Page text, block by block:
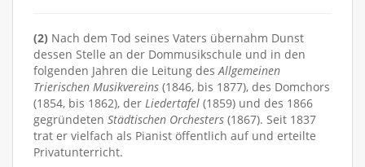
(2) Nach dem Tod seines Vaters übernahm Dunst
dessen Stelle an der Dommusikschule und in den
folgenden Jahren die Leitung des Allgemeinen
Trierischen Musikvereins (1846, bis 1877), des Domchors
(1854, bis 1862), der Liedertafel (1859) und des 1866
gegründeten Städtischen Orchesters (1867). Seit 1837
trat er vielfach als Pianist öffentlich auf und erteilte
Privatunterricht.